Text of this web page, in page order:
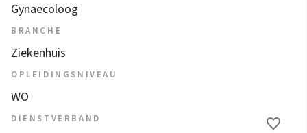
Gynaecoloog
BRANCHE
Ziekenhuis
OPLEIDINGSNIVEAU
WO
DIENSTVERBAND